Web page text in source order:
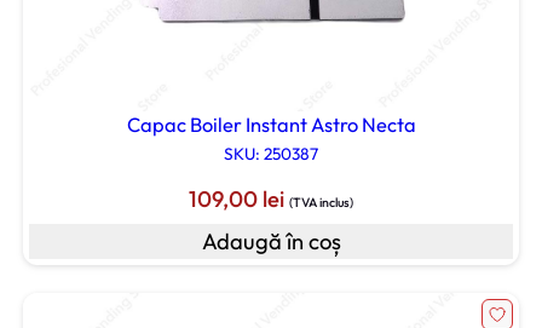
Capac Boiler Instant Astro Necta
SKU: 250387
109,00 lei (TVA inclus)
Adaugă în coș